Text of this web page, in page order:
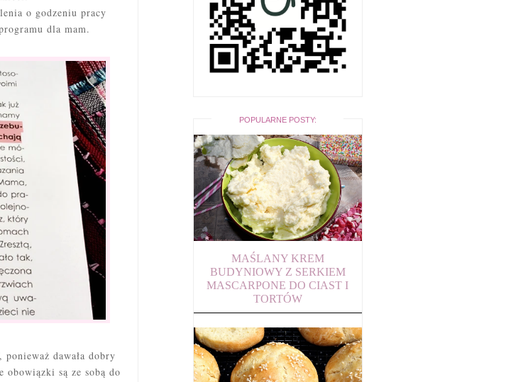
o godzeniu pracy
dla mam.
, ponieważ dawała dobry
obowiązki są ze sobą do
POPULARNE POSTY:
MAŚLANY KREM
BUDYNIOWY Z SERKIEM
MASCARPONE DO CIAST I
TORTÓW